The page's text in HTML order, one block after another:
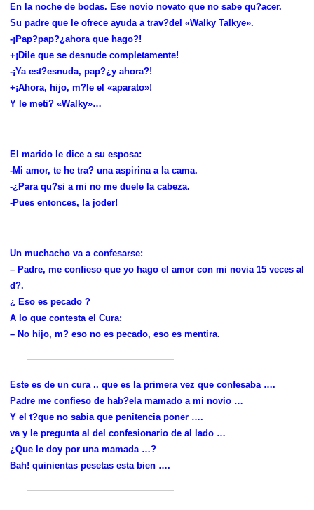
En la noche de bodas. Ese novio novato que no sabe qu?acer.
Su padre que le ofrece ayuda a trav?del «Walky Talkye».
-¡Pap?pap?¿ahora que hago?!
+¡Dile que se desnude completamente!
-¡Ya est?esnuda, pap?¿y ahora?!
+¡Ahora, hijo, m?le el «aparato»!
Y le meti? «Walky»…
El marido le dice a su esposa:
-Mi amor, te he tra? una aspirina a la cama.
-¿Para qu?si a mi no me duele la cabeza.
-Pues entonces, !a joder!
Un muchacho va a confesarse:
– Padre, me confieso que yo hago el amor con mi novia 15 veces al
d?.
¿ Eso es pecado ?
A lo que contesta el Cura:
– No hijo, m? eso no es pecado, eso es mentira.
Este es de un cura .. que es la primera vez que confesaba ….
Padre me confieso de hab?ela mamado a mi novio …
Y el t?que no sabia que penitencia poner ….
va y le pregunta al del confesionario de al lado …
¿Que le doy por una mamada …?
Bah! quinientas pesetas esta bien ….